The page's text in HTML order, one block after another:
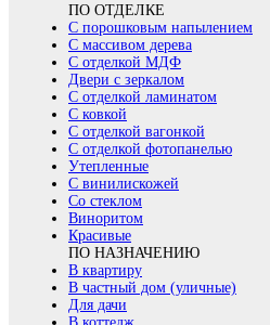
ПО ОТДЕЛКЕ
С порошковым напылением
С массивом дерева
С отделкой МДФ
Двери с зеркалом
С отделкой ламинатом
С ковкой
С отделкой вагонкой
С отделкой фотопанелью
Утепленные
С винилискожей
Со стеклом
Виноритом
Красивые
ПО НАЗНАЧЕНИЮ
В квартиру
В частный дом (уличные)
Для дачи
В коттедж